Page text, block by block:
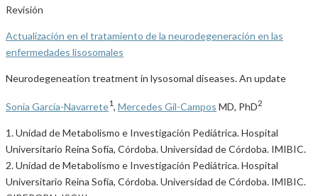
Revisión
Actualización en el tratamiento de la neurodegeneración en las
enfermedades lisosomales
Neurodegeneation treatment in lysosomal diseases. An update
Sonia García-Navarrete1, Mercedes Gil-Campos MD, PhD2
1. Unidad de Metabolismo e Investigación Pediátrica. Hospital
Universitario Reina Sofía, Córdoba. Universidad de Córdoba. IMIBIC.
2. Unidad de Metabolismo e Investigación Pediátrica. Hospital
Universitario Reina Sofía, Córdoba. Universidad de Córdoba. IMIBIC.